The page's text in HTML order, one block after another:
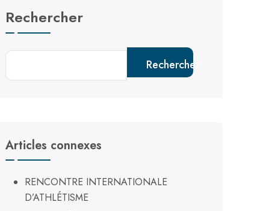
Rechercher
Rechercher
Articles connexes
RENCONTRE INTERNATIONALE
D’ATHLÉTISME